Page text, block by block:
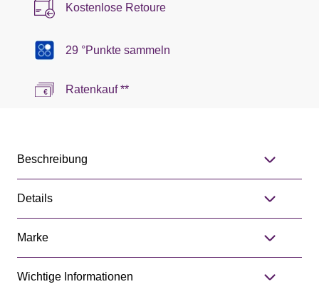
Kostenlose Retoure
29 °Punkte sammeln
Ratenkauf **
Beschreibung
Details
Marke
Wichtige Informationen